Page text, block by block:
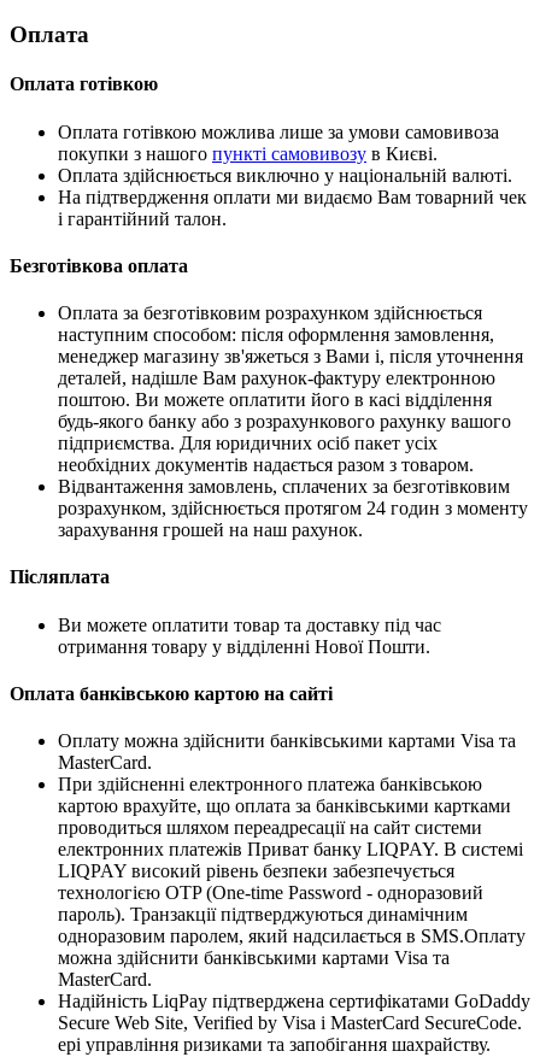
Оплата
Оплата готівкою
Оплата готівкою можлива лише за умови самовивоза
покупки з нашого пункті самовивозу в Києві.
Оплата здійснюється виключно у національній валюті.
На підтвердження оплати ми видаємо Вам товарний чек
і гарантійний талон.
Безготівкова оплата
Оплата за безготівковим розрахунком здійснюється
наступним способом: після оформлення замовлення,
менеджер магазину зв'яжеться з Вами і, після уточнення
деталей, надішле Вам рахунок-фактуру електронною
поштою. Ви можете оплатити його в касі відділення
будь-якого банку або з розрахункового рахунку вашого
підприємства. Для юридичних осіб пакет усіх
необхідних документів надається разом з товаром.
Відвантаження замовлень, сплачених за безготівковим
розрахунком, здійснюється протягом 24 годин з моменту
зарахування грошей на наш рахунок.
Післяплата
Ви можете оплатити товар та доставку під час
отримання товару у відділенні Нової Пошти.
Оплата банківською картою на сайті
Оплату можна здійснити банківськими картами Visa та
MasterCard.
При здійсненні електронного платежа банківською
картою врахуйте, що оплата за банківськими картками
проводиться шляхом переадресації на сайт системи
електронних платежів Приват банку LIQPAY. В системі
LIQPAY високий рівень безпеки забезпечується
технологією OTP (One-time Password - одноразовий
пароль). Транзакції підтверджуються динамічним
одноразовим паролем, який надсилається в SMS.Оплату
можна здійснити банківськими картами Visa та
MasterCard.
Надійність LiqPay підтверджена сертифікатами GoDaddy
Secure Web Site, Verified by Visa і MasterCard SecureCode.
ері управління ризиками та запобігання шахрайству.